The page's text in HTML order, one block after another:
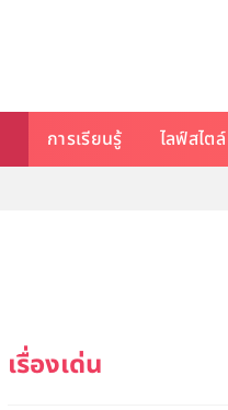
การเรียนรู้ ไลฟ์สไตล์